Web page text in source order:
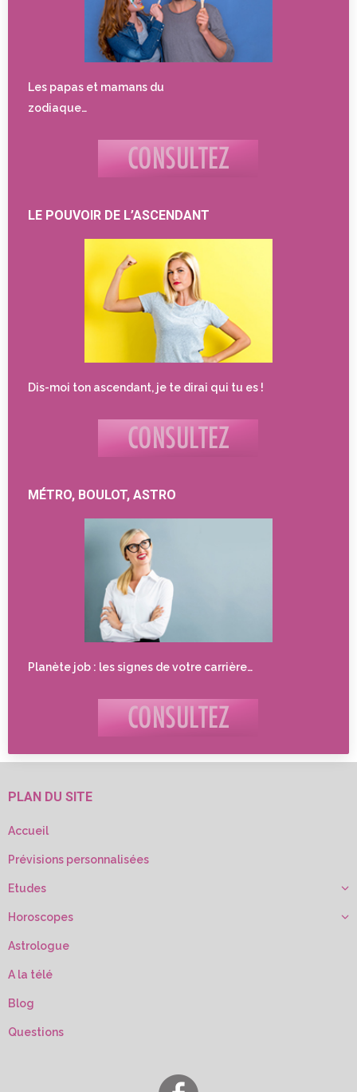
Les papas et mamans du
zodiaque…
LE POUVOIR DE L’ASCENDANT
Dis-moi ton ascendant, je te dirai qui tu es !
MÉTRO, BOULOT, ASTRO
Planète job : les signes de votre carrière…
PLAN DU SITE
Accueil
Prévisions personnalisées
Etudes
Horoscopes
Astrologue
A la télé
Blog
Questions